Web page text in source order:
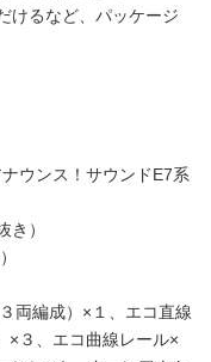
けるなど、パッケージ
ンス！サウンドE7系
）
編成）×１、エコ直線
×３、エコ曲線レール×